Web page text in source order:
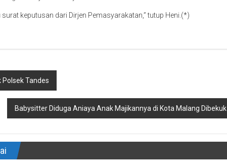
keputusan dari Dirjen Pemasyarakatan,” tutup Heni.(*)
Polsek Tandes
Babysitter Diduga Aniaya Anak Majikannya di Kota Malang Dibekuk